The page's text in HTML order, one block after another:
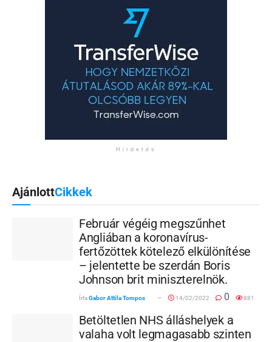
Hirdetés
AjánlottCikkek
Február végéig megszűnhet
Angliában a koronavírus-
fertőzöttek kötelező elkülönítése
– jelentette be szerdán Boris
Johnson brit miniszterelnök.
ÍrtaGabor Attila Tompos 14/02/2022 0 881
Betöltetlen NHS álláshelyek a
valaha volt legmagasabb szinten